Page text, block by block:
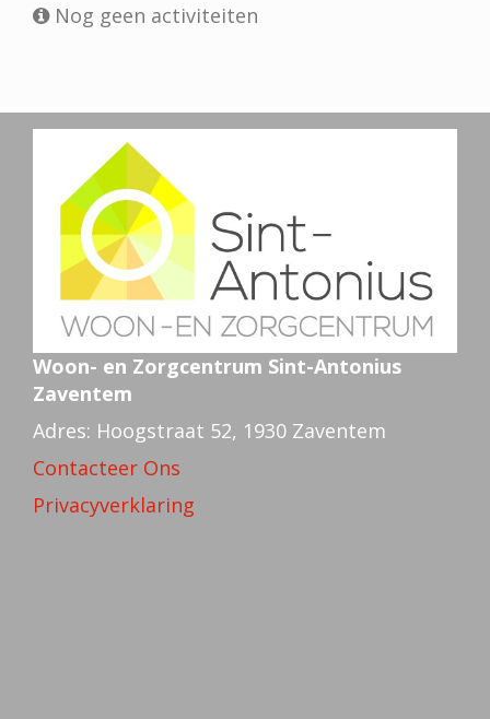
Nog geen activiteiten
Woon- en Zorgcentrum Sint-Antonius
Zaventem
Adres: Hoogstraat 52, 1930 Zaventem
Contacteer Ons
Privacyverklaring